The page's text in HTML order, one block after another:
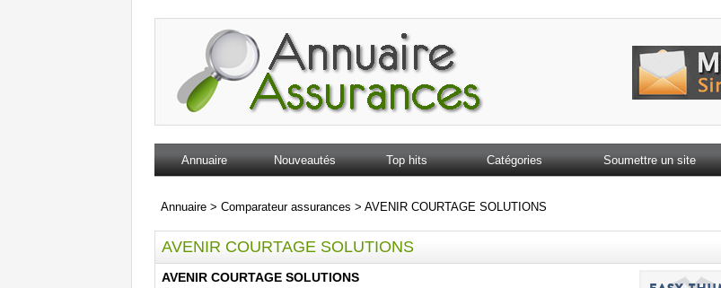
Annuaire Nouveautés Top hits Catégories Soumettre un site
Annuaire > Comparateur assurances > AVENIR COURTAGE SOLUTIONS
AVENIR COURTAGE SOLUTIONS
AVENIR COURTAGE SOLUTIONS